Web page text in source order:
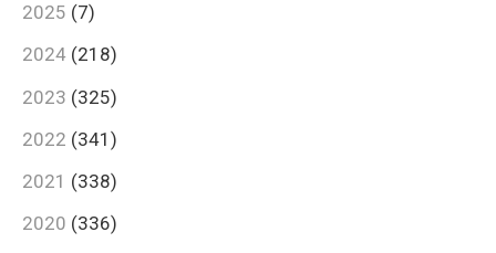
2025 (7)
2024 (218)
2023 (325)
2022 (341)
2021 (338)
2020 (336)